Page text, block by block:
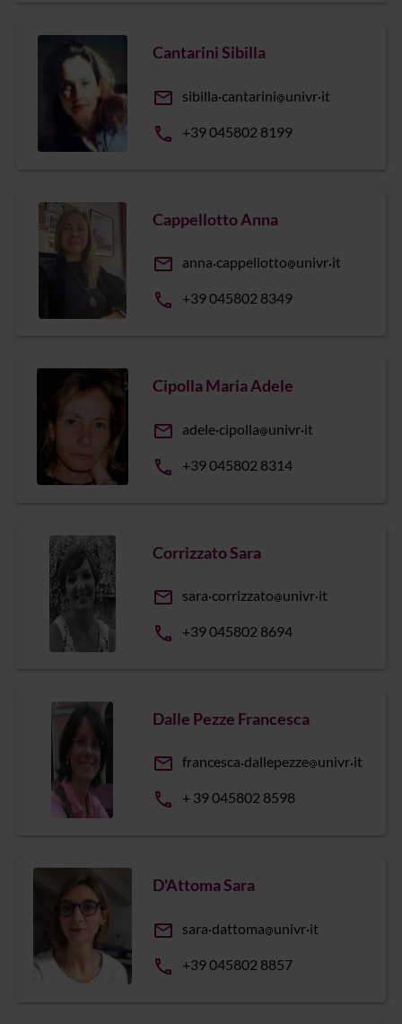
Cantarini Sibilla
email sibilla cantarini univr it
phone +39 045802 8199
Cappellotto Anna
email anna cappellotto univr it
phone +39 045802 8349
Cipolla Maria Adele
email adele cipolla univr it
phone +39 045802 8314
Corrizzato Sara
email sara corrizzato univr it
phone +39 045802 8694
Dalle Pezze Francesca
email francesca dallepezze univr it
phone + 39 045802 8598
D'Attoma Sara
email sara dattoma univr it
phone +39 045802 8857